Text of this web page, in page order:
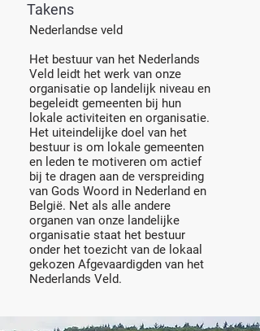
Takens
Nederlandse veld
Het bestuur van het Nederlands
Veld leidt het werk van onze
organisatie op landelijk niveau en
begeleidt gemeenten bij hun
lokale activiteiten en organisatie.
Het uiteindelijke doel van het
bestuur is om lokale gemeenten
en leden te motiveren om actief
bij te dragen aan de verspreiding
van Gods Woord in Nederland en
België. Net als alle andere
organen van onze landelijke
organisatie staat het bestuur
onder het toezicht van de lokaal
gekozen Afgevaardigden van het
Nederlands Veld.